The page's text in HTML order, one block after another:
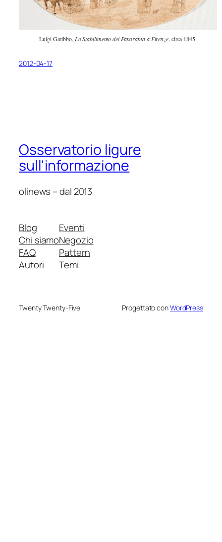
Luigi Garibbo, Lo Stabilimento del Panorama a Firenze, circa 1845.
2012-04-17
Osservatorio ligure
sull'informazione
olinews – dal 2013
Blog
Chi siamo
FAQ
Autori
Eventi
Negozio
Pattern
Temi
Twenty Twenty-Five Progettato conWordPress